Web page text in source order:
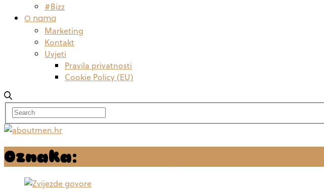
#Bizz
O nama
Marketing
Kontakt
Uvjeti
Pravila privatnosti
Cookie Policy (EU)
Oznaka: